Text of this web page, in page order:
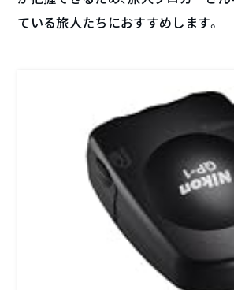
ている旅人たちにおすすめします。